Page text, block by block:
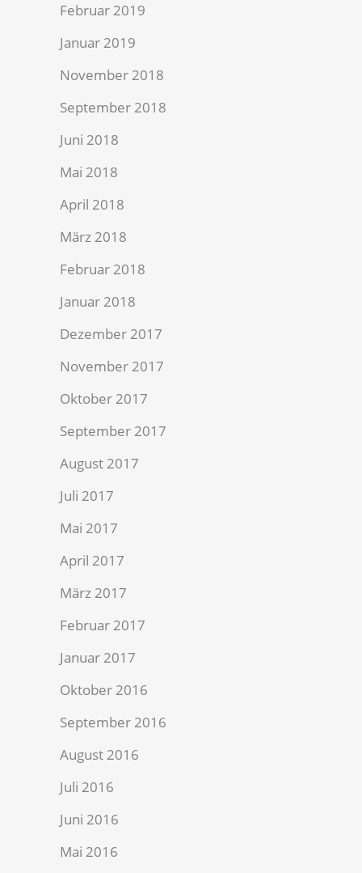
Februar 2019
Januar 2019
November 2018
September 2018
Juni 2018
Mai 2018
April 2018
März 2018
Februar 2018
Januar 2018
Dezember 2017
November 2017
Oktober 2017
September 2017
August 2017
Juli 2017
Mai 2017
April 2017
März 2017
Februar 2017
Januar 2017
Oktober 2016
September 2016
August 2016
Juli 2016
Juni 2016
Mai 2016